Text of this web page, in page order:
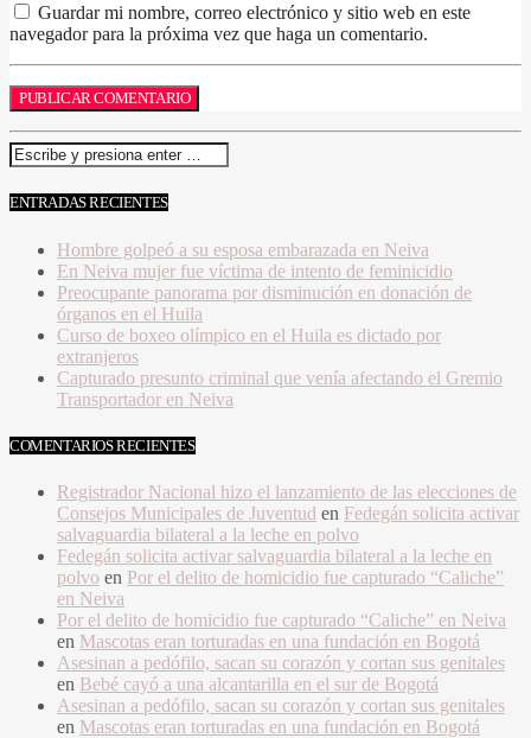
Guardar mi nombre, correo electrónico y sitio web en este
navegador para la próxima vez que haga un comentario.
ENTRADAS RECIENTES
Hombre golpeó a su esposa embarazada en Neiva
En Neiva mujer fue víctima de intento de feminicidio
Preocupante panorama por disminución en donación de
órganos en el Huila
Curso de boxeo olímpico en el Huila es dictado por
extranjeros
Capturado presunto criminal que venía afectando el Gremio
Transportador en Neiva
COMENTARIOS RECIENTES
Registrador Nacional hizo el lanzamiento de las elecciones de
Consejos Municipales de Juventud en Fedegán solicita activar
salvaguardia bilateral a la leche en polvo
Fedegán solicita activar salvaguardia bilateral a la leche en
polvo en Por el delito de homicidio fue capturado “Caliche”
en Neiva
Por el delito de homicidio fue capturado “Caliche” en Neiva
en Mascotas eran torturadas en una fundación en Bogotá
Asesinan a pedófilo, sacan su corazón y cortan sus genitales
en Bebé cayó a una alcantarilla en el sur de Bogotá
Asesinan a pedófilo, sacan su corazón y cortan sus genitales
en Mascotas eran torturadas en una fundación en Bogotá